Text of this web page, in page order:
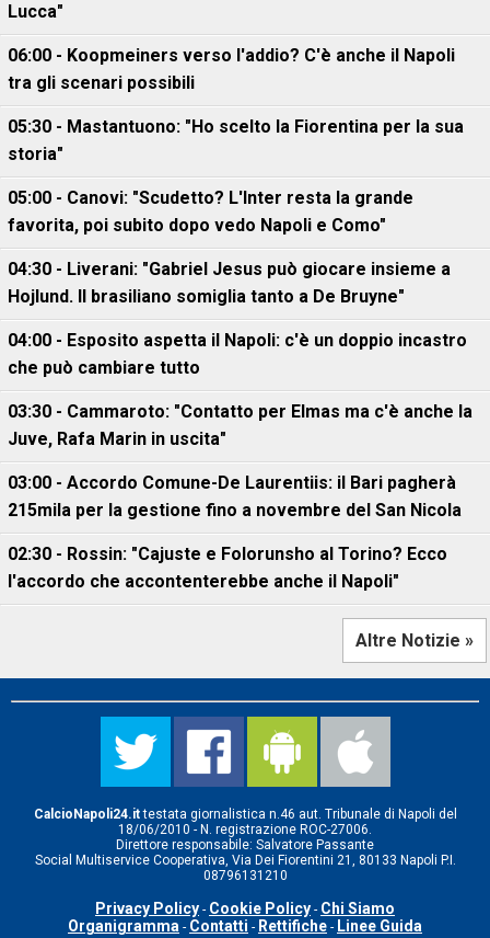
Lucca"
06:00 - Koopmeiners verso l'addio? C'è anche il Napoli
tra gli scenari possibili
05:30 - Mastantuono: "Ho scelto la Fiorentina per la sua
storia"
05:00 - Canovi: "Scudetto? L'Inter resta la grande
favorita, poi subito dopo vedo Napoli e Como"
04:30 - Liverani: "Gabriel Jesus può giocare insieme a
Hojlund. Il brasiliano somiglia tanto a De Bruyne"
04:00 - Esposito aspetta il Napoli: c'è un doppio incastro
che può cambiare tutto
03:30 - Cammaroto: "Contatto per Elmas ma c'è anche la
Juve, Rafa Marin in uscita"
03:00 - Accordo Comune-De Laurentiis: il Bari pagherà
215mila per la gestione fino a novembre del San Nicola
02:30 - Rossin: "Cajuste e Folorunsho al Torino? Ecco
l'accordo che accontenterebbe anche il Napoli"
Altre Notizie »
CalcioNapoli24.ittestata giornalistica n.46 aut. Tribunale di Napoli del
18/06/2010 - N. registrazione ROC-27006.
Direttore responsabile: Salvatore Passante
Social Multiservice Cooperativa, Via Dei Fiorentini 21, 80133 Napoli P.I.
08796131210
Privacy Policy - Cookie Policy - Chi Siamo
Organigramma - Contatti - Rettifiche - Linee Guida